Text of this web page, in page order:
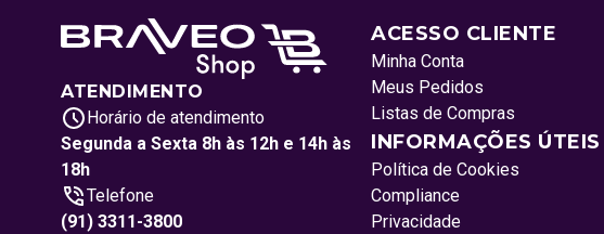
ATENDIMENTO
Horário de atendimento
Segunda a Sexta 8h às 12h e 14h às
18h
Telefone
(91) 3311-3800
ACESSO CLIENTE
Minha Conta
Meus Pedidos
Listas de Compras
INFORMAÇÕES ÚTEIS
Política de Cookies
Compliance
Privacidade